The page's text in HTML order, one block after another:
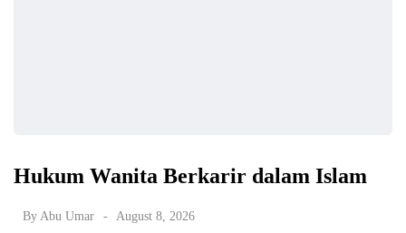
Hukum Wanita Berkarir dalam Islam
By Abu Umar August 8, 2026